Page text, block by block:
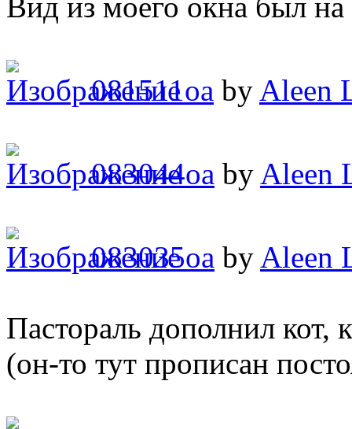
Вид из моего окна был
081511oa by Aleen
083044oa by Aleen
083035oa by Aleen
Пастораль дополнил кот,
(он-то тут прописан